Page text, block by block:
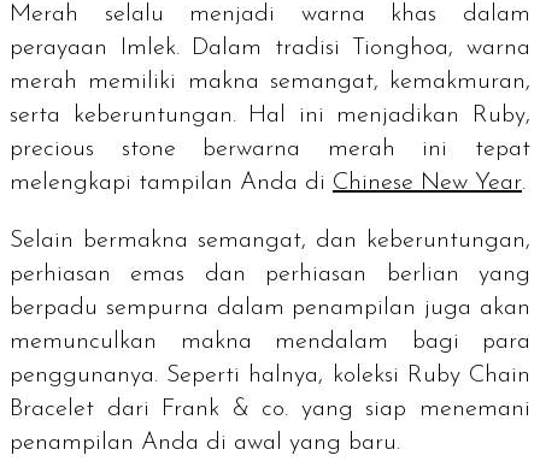
Merah selalu menjadi warna khas dalam
perayaan Imlek. Dalam tradisi Tionghoa, warna
merah memiliki makna semangat, kemakmuran,
serta keberuntungan. Hal ini menjadikan
Ruby,
precious stone berwarna merah ini tepat
melengkapi tampilan Anda di Chinese New Year.
Selain bermakna semangat, dan keberuntungan,
perhiasan emas dan perhiasan berlian yang
berpadu sempurna dalam penampilan juga akan
memunculkan makna mendalam bagi para
penggunanya. Seperti halnya, koleksi Ruby Chain
Bracelet dari Frank & co. yang siap menemani
penampilan Anda di awal yang baru.